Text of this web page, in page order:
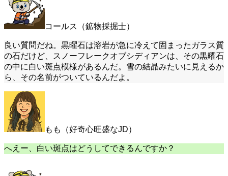
コールス（鉱物採掘士）
良い質問だね。黒曜石は溶岩が急に冷えて固まったガラス質
の石だけど、スノーフレークオブシディアンは、その黒曜石
の中に白い斑点模様があるんだ。雪の結晶みたいに見えるか
ら、その名前がついているんだよ。
もも（好奇心旺盛なJD）
へえー、白い斑点はどうしてできるんですか？